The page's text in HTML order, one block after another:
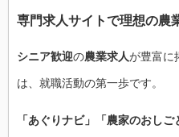
専門求人サイトで理想の農
シニア歓迎の農業求人が豊富に
は、就職活動の第一歩です。
「あぐりナビ」「農家のおしご